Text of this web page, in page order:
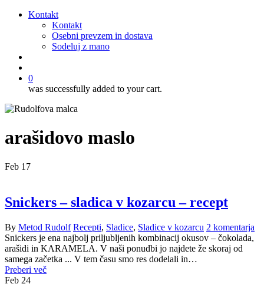
Kontakt
Kontakt
Osebni prevzem in dostava
Sodeluj z mano
0
was successfully added to your cart.
arašidovo maslo
Feb 17
Snickers – sladica v kozarcu – recept
By Metod Rudolf Recepti, Sladice, Sladice v kozarcu 2 komentarja
Snickers je ena najbolj priljubljenih kombinacij okusov – čokolada,
arašidi in KARAMELA. V naši ponudbi jo najdete že skoraj od
samega začetka ... V tem času smo res dodelali in…
Preberi več
Feb 24